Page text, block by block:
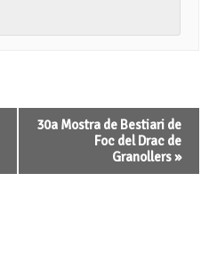
30a Mostra de Bestiari de
Foc del Drac de
Granollers»